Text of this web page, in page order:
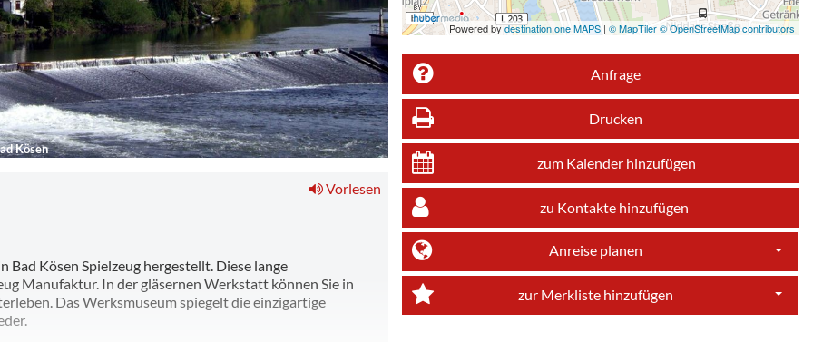
Kösen
Vorlesen
Kösen Spielzeug hergestellt. Diese lange
Manufaktur. In der gläsernen Werkstatt können Sie in
Das Werksmuseum spiegelt die einzigartige
Powered bydestination.one MAPS | © MapTiler © OpenStreetMap contributors
Anfrage
Drucken
zum Kalender hinzufügen
zu Kontakte hinzufügen
Anreise planen
zur Merkliste hinzufügen